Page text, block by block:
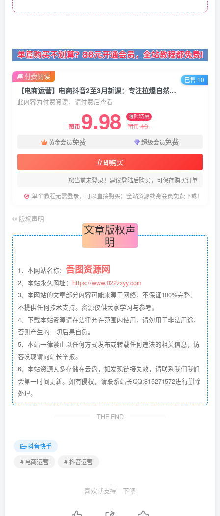
【电商运营】电商抖音2至3月新课：专注拉爆自然流，助力主播破圈，详解新规政策
此内容为付费阅读，请付费后查看
图币 9.98 限时特惠
图币49
黄金会员免费 超级会员免费
立即购买
您当前未登录！建议登陆后购买，可保存购买订单
单个教程无需登录，可以直接购买；全站资源终身会员免费下载！
付费阅读 已售 10
© 版权声明
文章版权声
明
1、本网站名称： 吾图资源网
2、本站永久网址： https://www.022zxyy.com
3、本网站的文章部分内容可能来源于网络，不保证100%完整、
不提供任何技术支持。资源仅供大家学习与参考。
4、下载本站资源请在法律允许范围内使用，请勿用于非法用途，
否则产生的一切后果自负。
5、本站一律禁止以任何方式发布或转载任何违法的相关信息，访
客发现请向站长举报。
6、本站资源大多存储在云盘，如发现链接失效，请联系我们我们
会第一时间更新。如有侵权，请联系站长QQ:815271572进行删除
处理。
THE END
抖音快手
# 电商运营
# 抖音运营
喜欢就支持一下吧